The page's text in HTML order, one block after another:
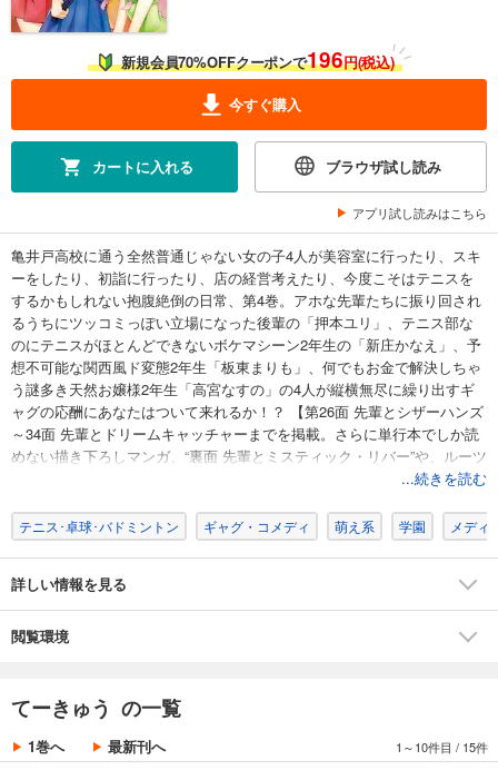
新規会員70%OFFクーポンで196円(税込)
今すぐ購入
カートに入れる ブラウザ試し読み
アプリ試し読みはこちら
亀井戸高校に通う全然普通じゃない女の子4人が美容室に行ったり、スキ
ーをしたり、初詣に行ったり、店の経営考えたり、今度こそはテニスを
するかもしれない抱腹絶倒の日常、第4巻。アホな先輩たちに振り回され
るうちにツッコミっぽい立場になった後輩の「押本ユリ」、テニス部な
のにテニスがほとんどできないボケマシーン2年生の「新庄かなえ」、予
想不可能な関西風ド変態2年生「板東まりも」、何でもお金で解決しちゃ
う謎多き天然お嬢様2年生「高宮なすの」の4人が縦横無尽に繰り出すギ
ャグの応酬にあなたはついて来れるか！？ 【第26面 先輩とシザーハンズ
～34面 先輩とドリームキャッチャーまでを掲載。さらに単行本でしか読
めない描き下ろしマンガ、“裏面 先輩とミスティック・リバー”や、ルーツ
...続きを読む
テニス･卓球･バドミントン ギャグ・コメディ 萌え系 学園 メディ
詳しい情報を見る
閲覧環境
てーきゅう の一覧
1巻へ 最新刊へ 1～10件目 / 15件